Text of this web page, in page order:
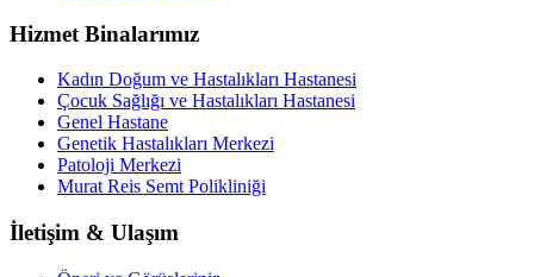
Hizmet Binalarımız
Kadın Doğum ve Hastalıkları Hastanesi
Çocuk Sağlığı ve Hastalıkları Hastanesi
Genel Hastane
Genetik Hastalıkları Merkezi
Patoloji Merkezi
Murat Reis Semt Polikliniği
İletişim & Ulaşım